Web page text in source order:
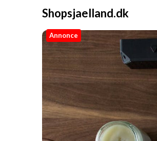
Shopsjaelland.dk
Annonce